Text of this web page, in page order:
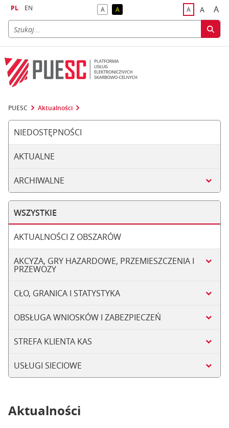
PL EN Akontrast domyślny
Akontrast żółty tekst na czarnym tle
Adomyślna
A A
PUESC Aktualności
NIEDOSTĘPNOŚCI
AKTUALNE
ARCHIWALNE
WSZYSTKIE
AKTUALNOŚCI Z OBSZARÓW
AKCYZA, GRY HAZARDOWE, PRZEMIESZCZENIA I
PRZEWOZY
CŁO, GRANICA I STATYSTYKA
OBSŁUGA WNIOSKÓW I ZABEZPIECZEŃ
STREFA KLIENTA KAS
USŁUGI SIECIOWE
Aktualności